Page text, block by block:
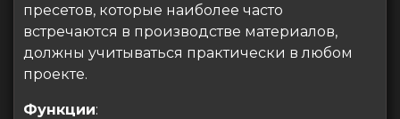
пресетов, которые наиболее часто
встречаются в производстве материалов,
должны учитываться практически в любом
проекте.
Функции: